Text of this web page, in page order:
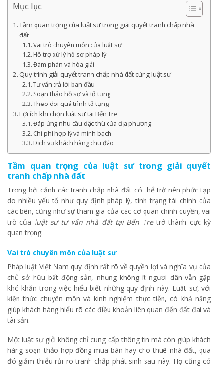
Mục lục
Tầm quan trọng của luật sư trong giải quyết tranh chấp nhà
đất
Vai trò chuyên môn của luật sư
Hỗ trợ xử lý hồ sơ pháp lý
Đàm phán và hòa giải
Quy trình giải quyết tranh chấp nhà đất cùng luật sư
Tư vấn trả lời ban đầu
Soạn thảo hồ sơ và tố tụng
Theo dõi quá trình tố tụng
Lợi ích khi chọn luật sư tại Bến Tre
Đáp ứng nhu cầu đặc thù của địa phương
Chi phí hợp lý và minh bạch
Dịch vụ khách hàng chu đáo
Tầm quan trọng của luật sư trong giải quyết
tranh chấp nhà đất
Trong bối cảnh các tranh chấp nhà đất có thể trở nên phức tạp
do nhiều yếu tố như quy định pháp lý, tình trạng tài chính của
các bên, cũng như sự tham gia của các cơ quan chính quyền, vai
trò của luật sư tư vấn nhà đất tại Bến Tretrở thành cực kỳ
quan trọng.
Vai trò chuyên môn của luật sư
Pháp luật Việt Nam quy định rất rõ về quyền lợi và nghĩa vụ của
chủ sở hữu bất động sản, nhưng không ít người dân vẫn gặp
khó khăn trong việc hiểu biết những quy định này. Luật sư, với
kiến thức chuyên môn và kinh nghiệm thực tiễn, có khả năng
giúp khách hàng hiểu rõ các điều khoản liên quan đến đất đai và
tài sản.
Một luật sư giỏi không chỉ cung cấp thông tin mà còn giúp khách
hàng soạn thảo hợp đồng mua bán hay cho thuê nhà đất, qua
đó giảm thiểu rủi ro tranh chấp phát sinh sau này. Họ cũng có